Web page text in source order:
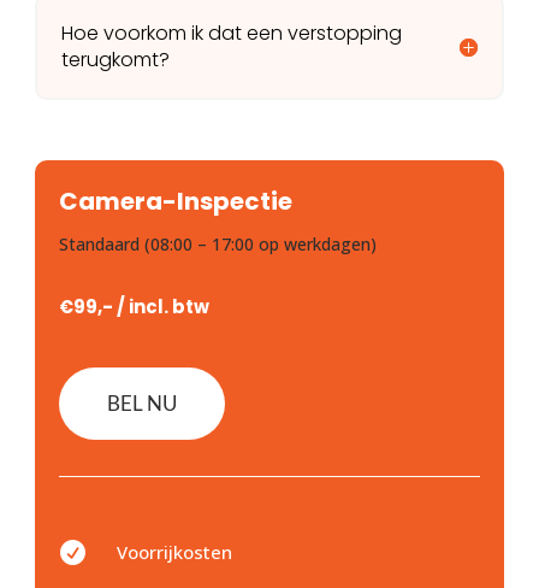
Hoe voorkom ik dat een verstopping
terugkomt?
Camera-Inspectie
Standaard (08:00 – 17:00 op werkdagen)
€99,- / incl. btw
BEL NU
 Voorrijkosten